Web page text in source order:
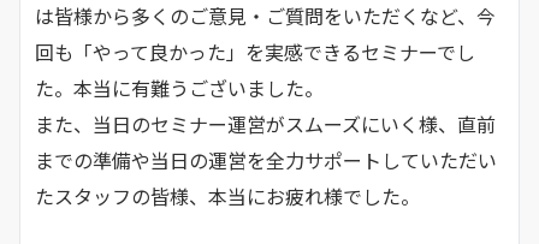
は皆様から多くのご意見・ご質問をいただくなど、今
回も「やって良かった」を実感できるセミナーでし
た。本当に有難うございました。
また、当日のセミナー運営がスムーズにいく様、直前
までの準備や当日の運営を全力サポートしていただい
たスタッフの皆様、本当にお疲れ様でした。